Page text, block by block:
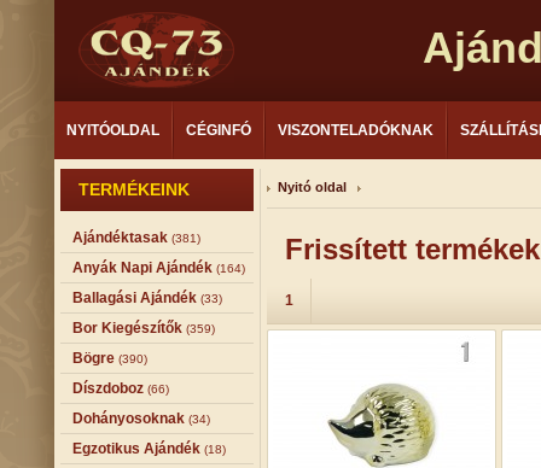
NYITÓOLDAL CÉGINFÓ VISZONTELADÓKNAK
TERMÉKEINK
Ajándéktasak (381)
Anyák Napi Ajándék (164)
Ballagási Ajándék (33)
Bor Kiegészítők (359)
Bögre (390)
Díszdoboz (66)
Dohányosoknak (34)
Egzotikus Ajándék (18)
Nyitó oldal
Frissített
1